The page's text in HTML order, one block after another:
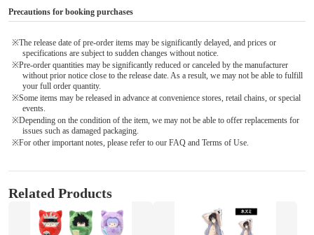
Precautions for booking purchases
※The release date of pre-order items may be significantly delayed, and prices or
specifications are subject to sudden changes without notice.
※Pre-order quantities may be significantly reduced or canceled by the manufacturer
without prior notice close to the release date. As a result, we may not be able to fulfill
your full order quantity.
※Some items may be released in advance at convenience stores, retail chains, or special
events.
※Depending on the condition of the item, we may not be able to offer replacements for
issues such as damaged packaging.
※For other important notes, please refer to our FAQ and Terms of Use.
Related Products